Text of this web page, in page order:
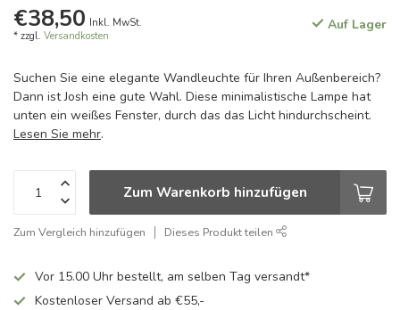
€38,50 Inkl. MwSt.
* zzgl. Versandkosten
Auf Lager
Suchen Sie eine elegante Wandleuchte für Ihren Außenbereich?
Dann ist Josh eine gute Wahl. Diese minimalistische Lampe hat
unten ein weißes Fenster, durch das das Licht hindurchscheint.
Lesen Sie mehr.
Zum Warenkorb hinzufügen
Zum Vergleich hinzufügen Dieses Produkt teilen
Vor 15.00 Uhr bestellt, am selben Tag versandt*
Kostenloser Versand ab €55,-